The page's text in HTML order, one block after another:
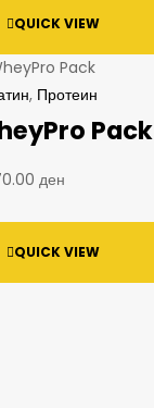
QUICK VIEW
, Протеин
Pack
ден
QUICK VIEW